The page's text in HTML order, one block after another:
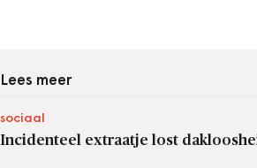
Lees meer
sociaal
Incidenteel extraatje lost